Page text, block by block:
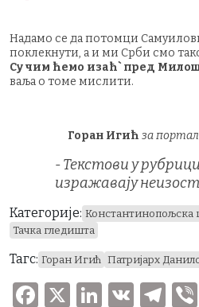
Надамо се да потомци
поклекнути, а и ми Срби смо
Су чим ћемо изаћ` пред
ваља о томе мислити.
Горан Игић за
- Текстови у
изражавају
Категорије: Константинопољска
Тачка гледишта
Тагс: Горан Игић Патријарх
F
X
Li V
T